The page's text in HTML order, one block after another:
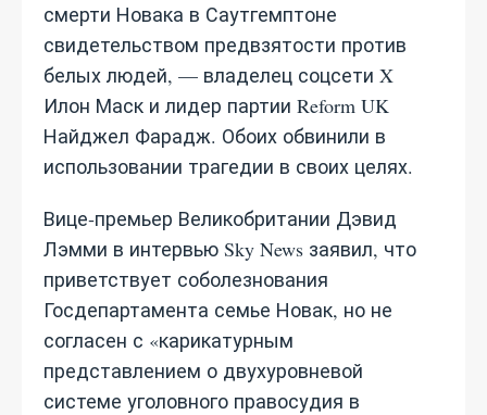
смерти Новака в Саутгемптоне
свидетельством предвзятости против
белых людей, — владелец соцсети X
Илон Маск и лидер партии Reform UK
Найджел Фарадж. Обоих обвинили в
использовании трагедии в своих целях.
Вице‑премьер Великобритании Дэвид
Лэмми в интервью Sky News заявил, что
приветствует соболезнования
Госдепартамента семье Новак, но не
согласен с «карикатурным
представлением о двухуровневой
системе уголовного правосудия в